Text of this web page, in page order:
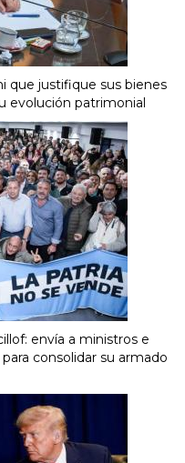
que justifique sus bienes
evolución patrimonial
envía a ministros e
consolidar su armado